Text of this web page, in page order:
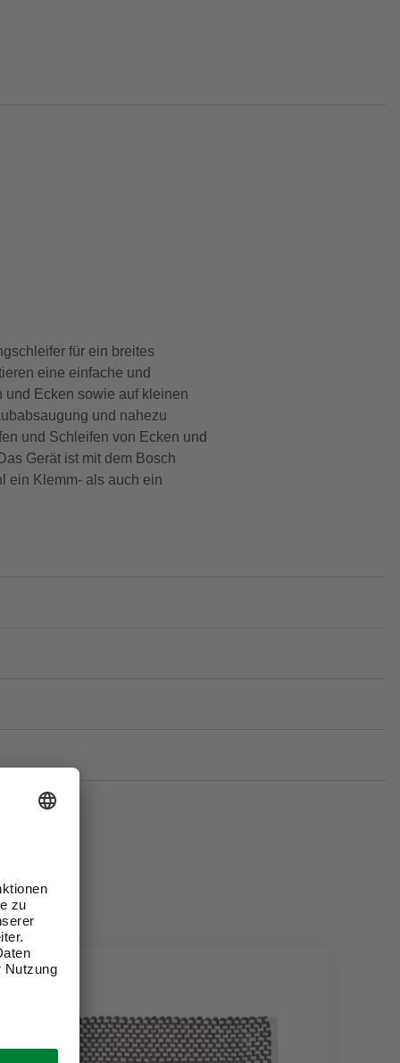
für ein breites
eine einfache und
und Ecken sowie auf kleinen
und nahezu
und Schleifen von Ecken und
Gerät ist mit dem Bosch
ein Klemm- als auch ein